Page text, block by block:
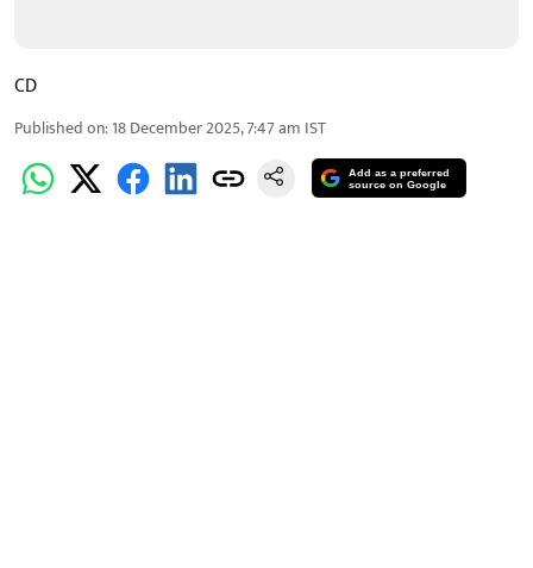
CD
Published on:18 December 2025, 7:47 am IST
Add as a preferred
source on Google